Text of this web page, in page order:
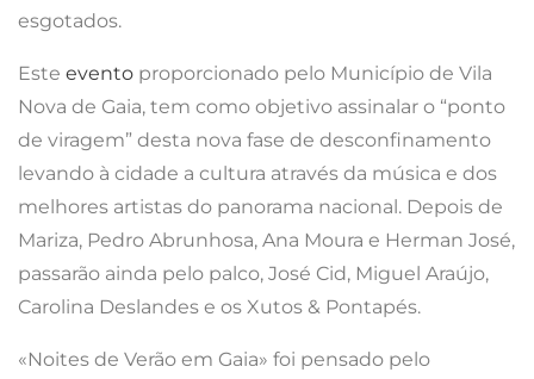
esgotados.
Este evento proporcionado pelo Município de Vila
Nova de Gaia, tem como objetivo assinalar o “ponto
de viragem” desta nova fase de desconfinamento
levando à cidade a cultura através da música e dos
melhores artistas do panorama nacional. Depois de
Mariza, Pedro Abrunhosa, Ana Moura e Herman José,
passarão ainda pelo palco, José Cid, Miguel Araújo,
Carolina Deslandes e os Xutos & Pontapés.
«Noites de Verão em Gaia» foi pensado pelo